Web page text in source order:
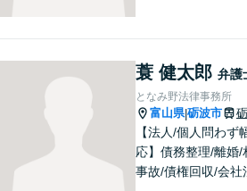
す。お悩みになる前
談ください。【24H
付】
蓑 健太郎 弁護
となみ野法律事務所
富山県|砺波市
【法人/個人問わず
応】債務整理/離婚/
事故/債権回収/会社